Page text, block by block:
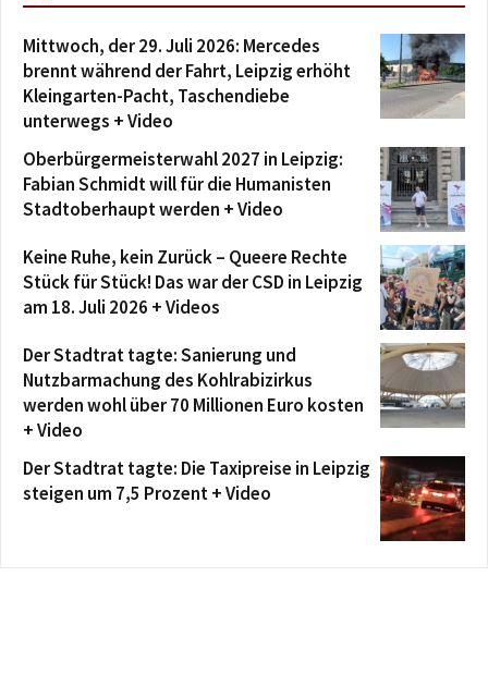
Mittwoch, der 29. Juli 2026: Mercedes
brennt während der Fahrt, Leipzig erhöht
Kleingarten-Pacht, Taschendiebe
unterwegs + Video
Oberbürgermeisterwahl 2027 in Leipzig:
Fabian Schmidt will für die Humanisten
Stadtoberhaupt werden + Video
Keine Ruhe, kein Zurück – Queere Rechte
Stück für Stück! Das war der CSD in Leipzig
am 18. Juli 2026 + Videos
Der Stadtrat tagte: Sanierung und
Nutzbarmachung des Kohlrabizirkus
werden wohl über 70 Millionen Euro kosten
+ Video
Der Stadtrat tagte: Die Taxipreise in Leipzig
steigen um 7,5 Prozent + Video